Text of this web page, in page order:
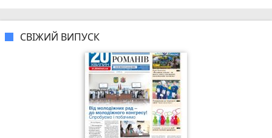
СВІЖИЙ ВИПУСК